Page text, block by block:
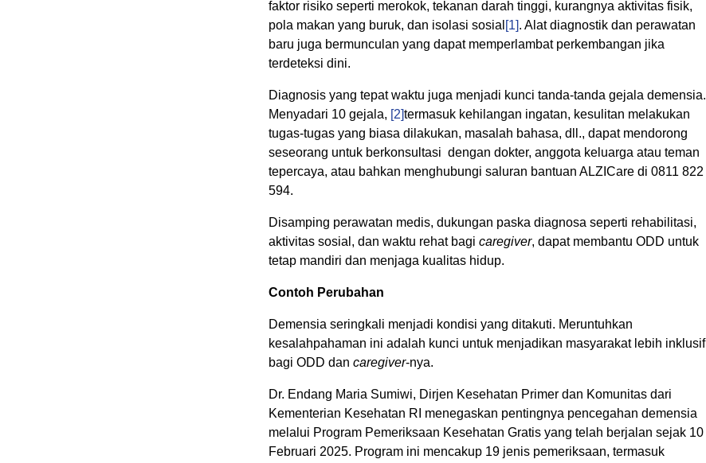
faktor risiko seperti merokok, tekanan darah tinggi, kurangnya aktivitas fisik,
pola makan yang buruk, dan isolasi sosial [1]. Alat diagnostik dan perawatan
baru juga bermunculan yang dapat memperlambat perkembangan jika
terdeteksi dini.
Diagnosis yang tepat waktu juga menjadi kunci tanda-tanda gejala demensia.
Menyadari 10 gejala, [2]termasuk kehilangan ingatan, kesulitan melakukan
tugas-tugas yang biasa dilakukan, masalah bahasa, dll., dapat mendorong
seseorang untuk berkonsultasi dengan dokter, anggota keluarga atau teman
tepercaya, atau bahkan menghubungi saluran bantuan ALZICare di 0811 822
594.
Disamping perawatan medis, dukungan paska diagnosa seperti rehabilitasi,
aktivitas sosial, dan waktu rehat bagi caregiver, dapat membantu ODD untuk
tetap mandiri dan menjaga kualitas hidup.
Contoh Perubahan
Demensia seringkali menjadi kondisi yang ditakuti. Meruntuhkan
kesalahpahaman ini adalah kunci untuk menjadikan masyarakat lebih inklusif
bagi ODD dan caregiver-nya.
Dr. Endang Maria Sumiwi, Dirjen Kesehatan Primer dan Komunitas dari
Kementerian Kesehatan RI menegaskan pentingnya pencegahan demensia
melalui Program Pemeriksaan Kesehatan Gratis yang telah berjalan sejak 10
Februari 2025. Program ini mencakup 19 jenis pemeriksaan, termasuk